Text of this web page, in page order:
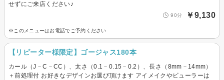
せずにご来店ください♪
90分 ￥9,130
※このメニューはお電話でご予約ください
【リピーター様限定】ゴージャス180本
カール（J－C－CC）、太さ（0.1－0.15－0.2）、長さ（8mm－14mm）
＋前処理付 お好きなデザインお選び頂けます アイメイクやビューラーは